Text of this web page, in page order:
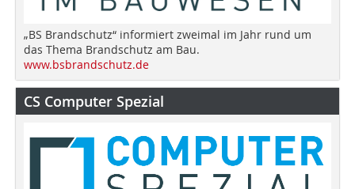
„BS Brandschutz“ informiert zweimal im Jahr rund um
das Thema Brandschutz am Bau.
www.bsbrandschutz.de
CS Computer Spezial